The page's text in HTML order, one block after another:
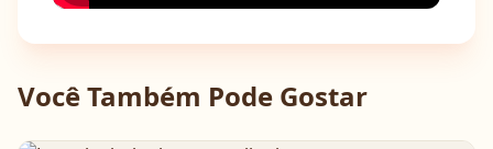
Você Também Pode Gostar